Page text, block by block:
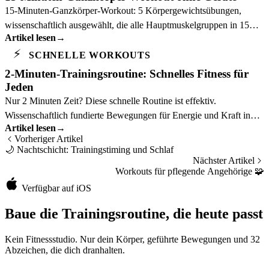
15-Minuten-Ganzkörper-Workout: 5 Körpergewichtsübungen,
wissenschaftlich ausgewählt, die alle Hauptmuskelgruppen in 15
Minuten ohne Geräte trainieren.
Artikel lesen→
⚡ SCHNELLE WORKOUTS
2-Minuten-Trainingsroutine: Schnelles Fitness für
Jeden
Nur 2 Minuten Zeit? Diese schnelle Routine ist effektiv.
Wissenschaftlich fundierte Bewegungen für Energie und Kraft in
kürzester Zeit.
Artikel lesen→
Vorheriger Artikel
🌙 Nachtschicht: Trainingstiming und Schlaf
Nächster Artikel
Workouts für pflegende Angehörige 🧩
Verfügbar auf iOS
Baue die Trainingsroutine, die heute passt
Kein Fitnessstudio. Nur dein Körper, geführte Bewegungen und 32
Abzeichen, die dich dranhalten.